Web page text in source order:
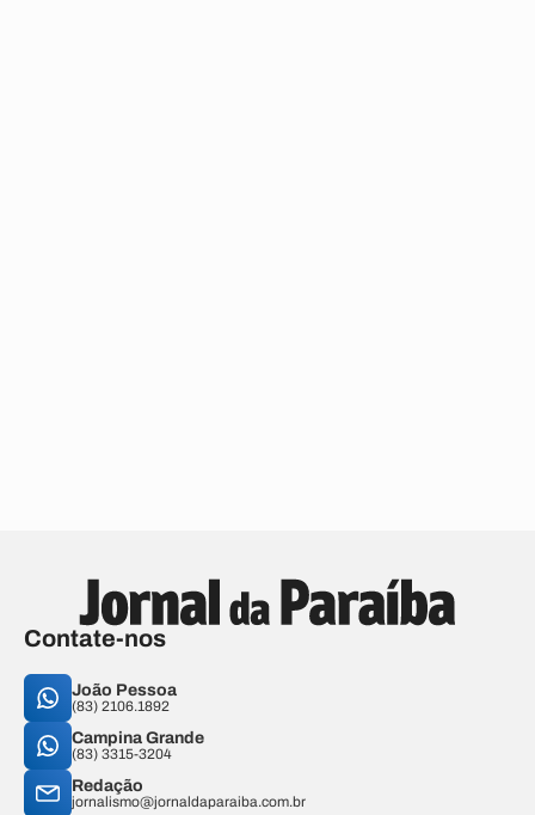
Contate-nos
João Pessoa
(83) 2106.1892
Campina Grande
(83) 3315-3204
Redação
jornalismo@jornaldaparaiba.com.br